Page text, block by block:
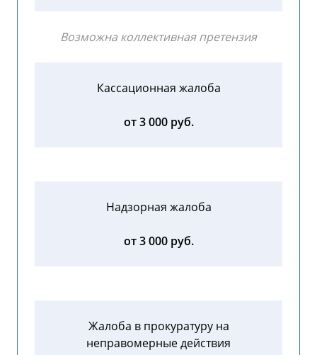
Возможна коллективная претензия
Кассационная жалоба
от 3 000 руб.
Надзорная жалоба
от 3 000 руб.
Жалоба в прокуратуру на
неправомерные действия